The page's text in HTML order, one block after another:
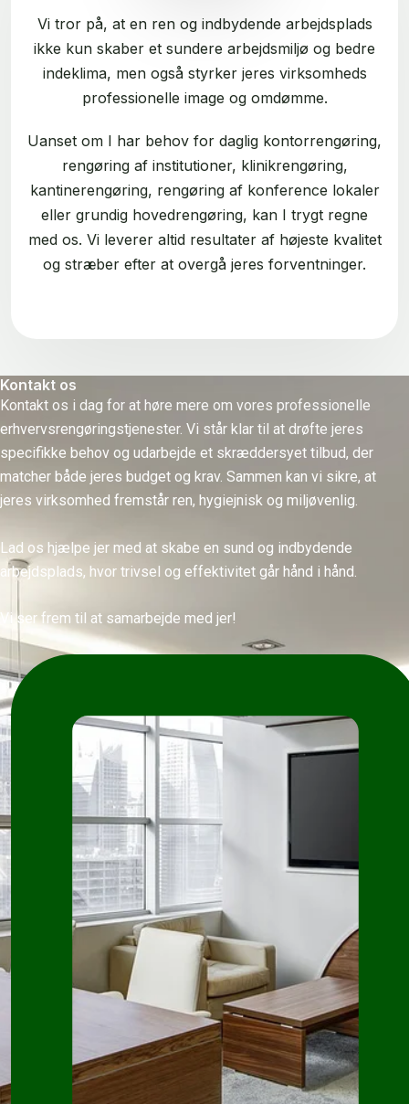
Vi tror på, at en ren og indbydende arbejdsplads
ikke kun skaber et sundere arbejdsmiljø og bedre
indeklima, men også styrker jeres virksomheds
professionelle image og omdømme.
Uanset om I har behov for daglig kontorrengøring,
rengøring af institutioner, klinikrengøring,
kantinerengøring, rengøring af konference lokaler
eller grundig hovedrengøring, kan I trygt regne
med os. Vi leverer altid resultater af højeste kvalitet
og stræber efter at overgå jeres forventninger.
Kontakt os
Kontakt os i dag for at høre mere om vores professionelle
erhvervsrengøringstjenester. Vi står klar til at drøfte jeres
specifikke behov og udarbejde et skræddersyet tilbud, der
matcher både jeres budget og krav. Sammen kan vi sikre, at
jeres virksomhed fremstår ren, hygiejnisk og miljøvenlig.
Lad os hjælpe jer med at skabe en sund og indbydende
arbejdsplads, hvor trivsel og effektivitet går hånd i hånd.
Vi ser frem til at samarbejde med jer!